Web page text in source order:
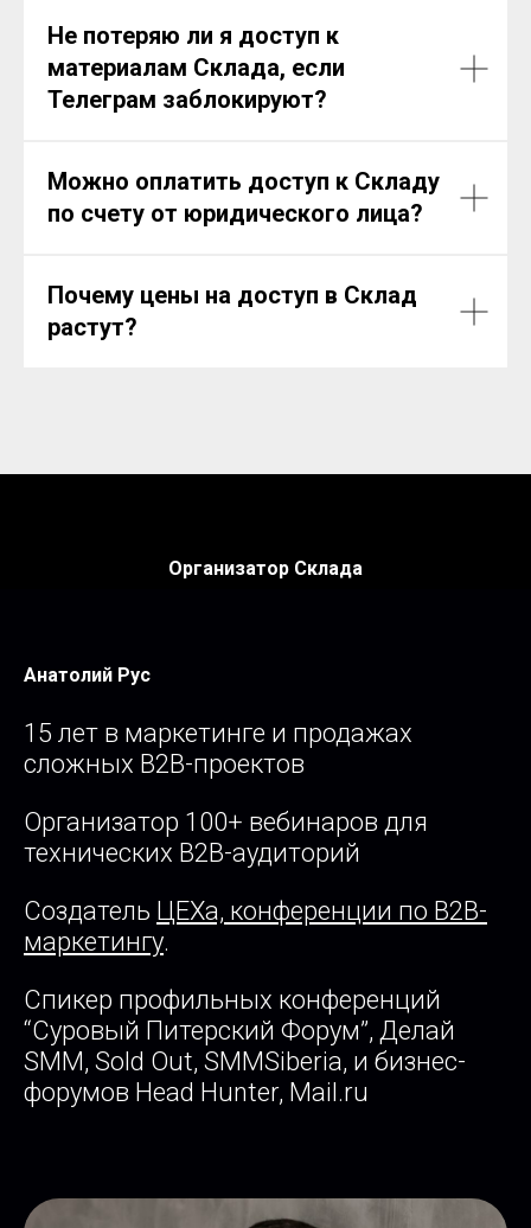
Не потеряю ли я доступ к
материалам Склада, если
Телеграм заблокируют?
Можно оплатить доступ к Складу
по счету от юридического лица?
Почему цены на доступ в Склад
растут?
Организатор Склада
Анатолий Рус
15 лет в маркетинге и продажах
сложных B2B-проектов
Организатор 100+ вебинаров для
технических B2B-аудиторий
Создатель ЦЕХа, конференции по B2B-
маркетингу.
Спикер профильных конференций
“Суровый Питерский Форум”, Делай
SMM, Sold Out, SMMSiberia, и бизнес-
форумов Head Hunter, Mail.ru